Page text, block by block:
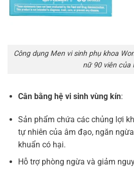
Công dụng Men vi sinh phụ khoa
nữ 90 viên của
Cân bằng hệ vi sinh vùng kín:
Sản phẩm chứa các chủng lợi
tự nhiên của âm đạo, ngăn
khuẩn có hại.
Hỗ trợ phòng ngừa và giảm